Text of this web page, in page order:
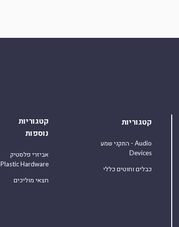
קטגוריות
התקני שמע - Audio
Devices
כבלים וחוטים כללי
קטגוריות
נוספות
אביזרי פלסטיק
Plastic Hardware
חצאי מוליכים